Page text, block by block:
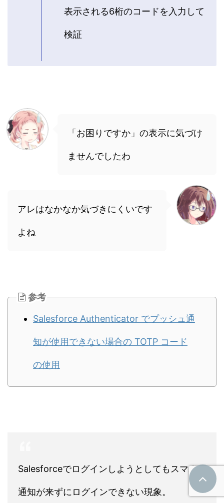
表示される6桁のコードを入力して
検証
「お困りですか」の表示に気づけ
ませんでしたわ
アレはなかなか気づきにくいです
よね
参考
Salesforce Authenticator でプッシュ通
知が使用できない場合の TOTP コード
の使用
Salesforceでログインしようとしてもスマホに
通知が来ずにログインできない現象。